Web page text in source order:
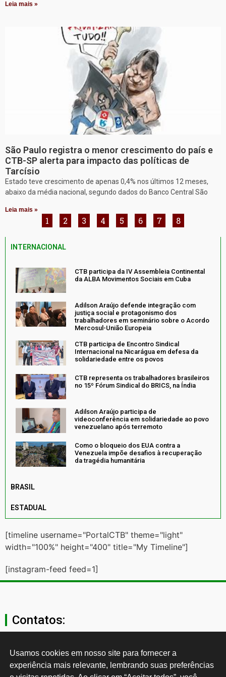
Leia mais »
São Paulo registra o menor crescimento do país e
CTB-SP alerta para impacto das políticas de
Tarcísio
Estado teve crescimento de apenas 0,4% nos últimos 12 meses,
abaixo da média nacional, segundo dados do Banco Central São
Leia mais »
1 2 3 4 5 6 7 8
INTERNACIONAL
CTB participa da IV Assembleia Continental
da ALBA Movimentos Sociais em Cuba
Adilson Araújo defende integração com
justiça social e protagonismo dos
trabalhadores em seminário sobre o Acordo
Mercosul-União Europeia
CTB participa de Encontro Sindical
Internacional na Nicarágua em defesa da
solidariedade entre os povos
CTB representa os trabalhadores brasileiros
no 15º Fórum Sindical do BRICS, na Índia
Adilson Araújo participa de
videoconferência em solidariedade ao povo
venezuelano após terremoto
Como o bloqueio dos EUA contra a
Venezuela impõe desafios à recuperação
da tragédia humanitária
BRASIL
ESTADUAL
[timeline username="PortalCTB" theme="light"
width="100%" height="400" title="My Timeline"]
[instagram-feed feed=1]
Contatos:
secgeral@ctb.org.br
11 3874-0040
Usamos cookies em nosso site para fornecer a
experiência mais relevante, lembrando suas preferências